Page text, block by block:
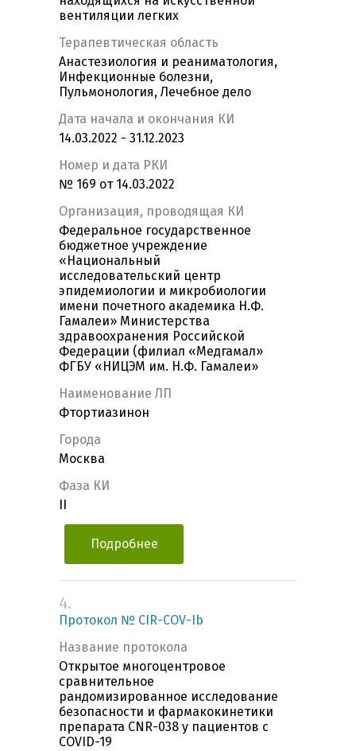
вентиляции легких
Терапевтическая область
Анастезиология и реаниматология,
Инфекционные болезни,
Пульмонология, Лечебное дело
Дата начала и окончания КИ
14.03.2022 - 31.12.2023
Номер и дата РКИ
№ 169 от 14.03.2022
Организация, проводящая КИ
Федеральное государственное
бюджетное учреждение
«Национальный
исследовательский центр
эпидемиологии и микробиологии
имени почетного академика Н.Ф.
Гамалеи» Министерства
здравоохранения Российской
Федерации (филиал «Медгамал»
ФГБУ «НИЦЭМ им. Н.Ф. Гамалеи»
Наименование ЛП
Фтортиазинон
Города
Москва
Фаза КИ
Подробнее
4.
Протокол № CIR-COV-Ib
Название протокола
Открытое многоцентровое
сравнительное
рандомизированное исследование
безопасности и фармакокинетики
препарата CNR-038 у пациентов с
COVID-19